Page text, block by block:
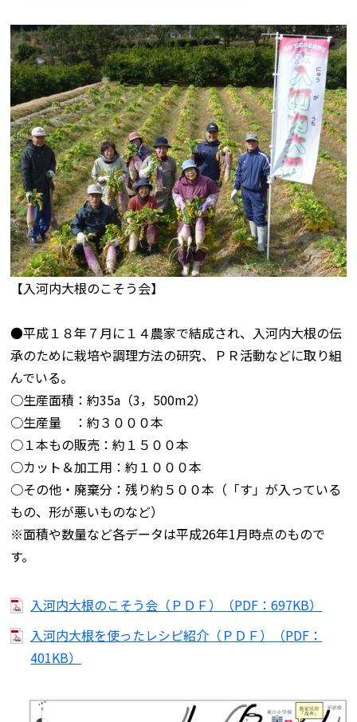
【入河内大根のこそう会】
●平成１８年７月に１４農家で結成され、入河内大根の伝
承のために栽培や調理方法の研究、ＰＲ活動などに取り組
んでいる。
○生産面積：約35a（3，500m2）
○生産量 ：約３０００本
○１本もの販売：約１５００本
○カット＆加工用：約１０００本
○その他・廃棄分：残り約５００本（「す」が入っている
もの、形が悪いものなど）
※面積や数量など各データは平成26年1月時点のもので
す。
入河内大根のこそう会（ＰＤＦ）（PDF：697KB）
入河内大根を使ったレシピ紹介（ＰＤＦ）（PDF：
401KB）